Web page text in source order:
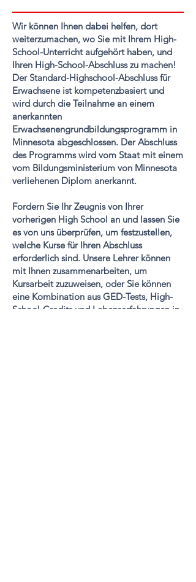
Wir können Ihnen dabei helfen, dort
weiterzumachen, wo Sie mit Ihrem High-
School-Unterricht aufgehört haben, und
Ihren High-School-Abschluss zu machen!
Der Standard-Highschool-Abschluss für
Erwachsene ist kompetenzbasiert und
wird durch die Teilnahme an einem
anerkannten
Erwachsenengrundbildungsprogramm in
Minnesota abgeschlossen. Der Abschluss
des Programms wird vom Staat mit einem
vom Bildungsministerium von Minnesota
verliehenen Diplom anerkannt.
Fordern Sie Ihr Zeugnis von Ihrer
vorherigen High School an und lassen Sie
es von uns überprüfen, um festzustellen,
welche Kurse für Ihren Abschluss
erforderlich sind. Unsere Lehrer können
mit Ihnen zusammenarbeiten, um
Kursarbeit zuzuweisen, oder Sie können
eine Kombination aus GED-Tests, High-
School-Credits und Lebenserfahrungen in